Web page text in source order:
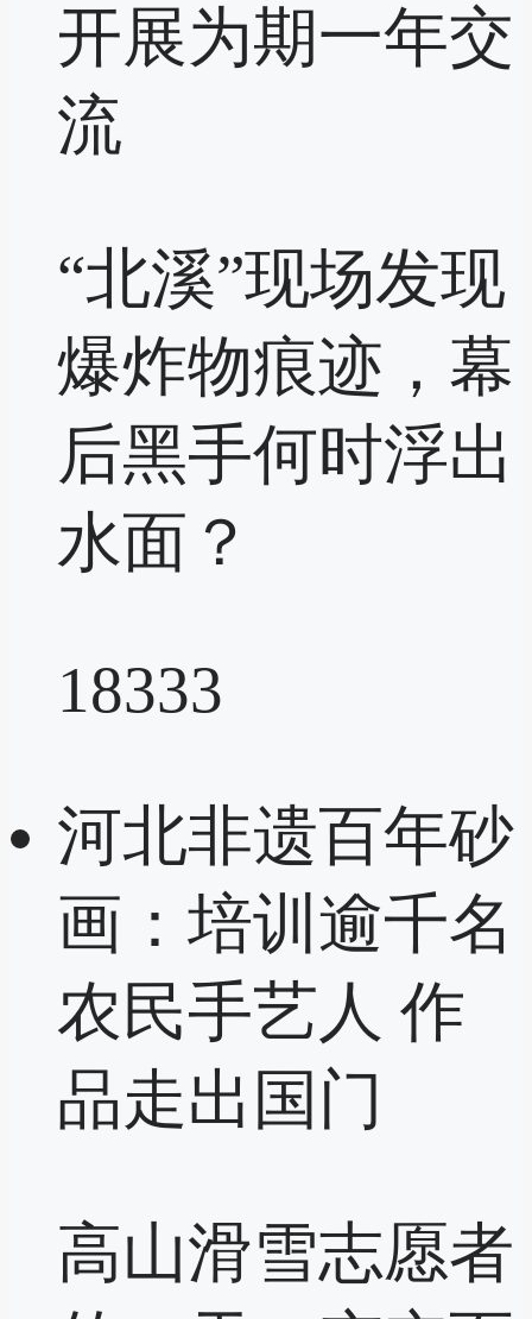
开展为期一年交
流
“北溪”现场发现
爆炸物痕迹，幕
后黑手何时浮出
水面？
18333
河北非遗百年砂
画：培训逾千名
农民手艺人 作
品走出国门
高山滑雪志愿者